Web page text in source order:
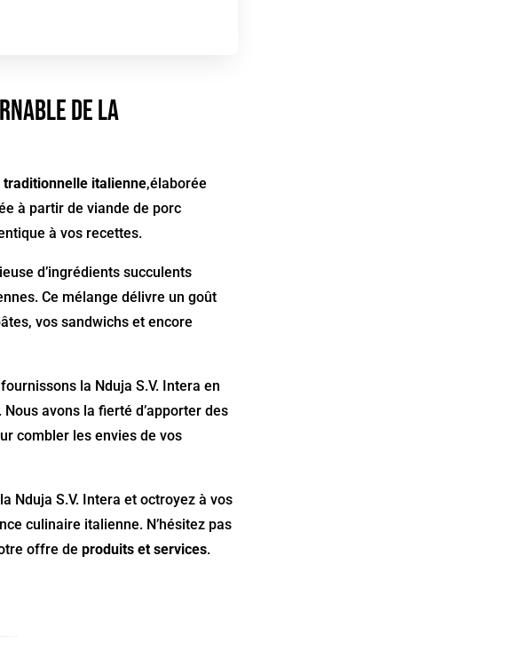
de la
italienne,élaborée
à partir de viande de porc
à vos recettes.
d’ingrédients succulents
Ce mélange délivre un goût
vos sandwichs et encore
la Nduja S.V. Intera en
avons la fierté d’apporter des
combler les envies de vos
Nduja S.V. Intera et octroyez à vos
culinaire italienne. N’hésitez pas
offre deproduits et services.